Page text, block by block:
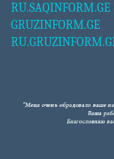
RU.SAQINFORM.GE
GRUZINFORM.GE